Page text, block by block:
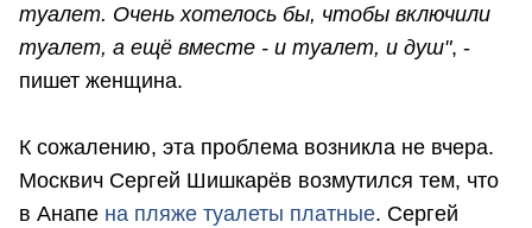
туалет. Очень хотелось бы, чтобы включили
туалет, а ещё вместе - и туалет, и душ", -
пишет женщина.
К сожалению, эта проблема возникла не вчера.
Москвич Сергей Шишкарёв возмутился тем, что
в Анапе на пляже туалеты платные. Сергей